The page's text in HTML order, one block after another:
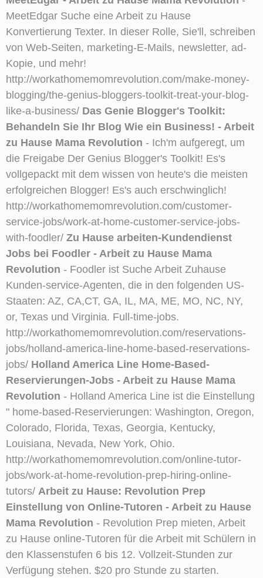
MeetEdgar Suche eine Arbeit zu Hause
Konvertierung Texter. In dieser Rolle, Sie'll, schreiben
von Web-Seiten, marketing-E-Mails, newsletter, ad-
Kopie, und mehr!
http://workathomemomrevolution.com/make-money-
blogging/the-genius-bloggers-toolkit-treat-your-blog-
like-a-business/ Das Genie Blogger's Toolkit:
Behandeln Sie Ihr Blog Wie ein Business! - Arbeit
zu Hause Mama Revolution - Ich'm aufgeregt, um
die Freigabe Der Genius Blogger's Toolkit! Es's
vollgepackt mit dem wissen von heute's die meisten
erfolgreichen Blogger! Es's auch erschwinglich!
http://workathomemomrevolution.com/customer-
service-jobs/work-at-home-customer-service-jobs-
with-foodler/ Zu Hause arbeiten-Kundendienst
Jobs bei Foodler - Arbeit zu Hause Mama
Revolution - Foodler ist Suche Arbeit Zuhause
Kunden-service-Agenten, die in den folgenden US-
Staaten: AZ, CA,CT, GA, IL, MA, ME, MO, NC, NY,
or, Texas und Virginia. Full-time-jobs.
http://workathomemomrevolution.com/reservations-
jobs/holland-america-line-home-based-reservations-
jobs/ Holland America Line Home-Based-
Reservierungen-Jobs - Arbeit zu Hause Mama
Revolution - Holland America Line ist die Einstellung
" home-based-Reservierungen: Washington, Oregon,
Colorado, Florida, Texas, Georgia, Kentucky,
Louisiana, Nevada, New York, Ohio.
http://workathomemomrevolution.com/online-tutor-
jobs/work-at-home-revolution-prep-hiring-online-
tutors/ Arbeit zu Hause: Revolution Prep
Einstellung von Online-Tutoren - Arbeit zu Hause
Mama Revolution - Revolution Prep mieten, Arbeit
zu Hause online-Tutoren für die Arbeit mit Schülern in
den Klassenstufen 6 bis 12. Vollzeit-Stunden zur
Verfügung stehen. $20 pro Stunde zu starten.